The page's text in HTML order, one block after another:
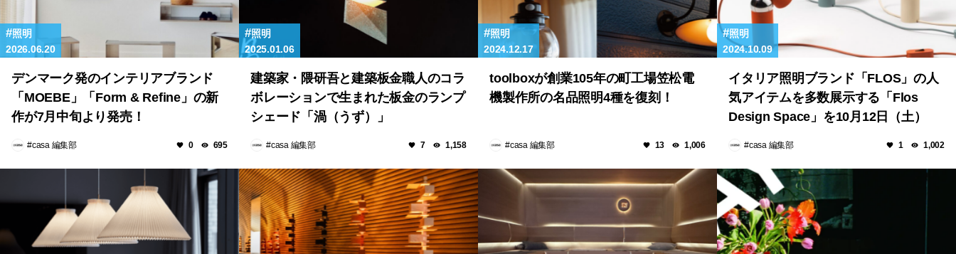
照明
2026.06.20
デンマーク発のインテリアブランド
「MOEBE」「Form & Refine」の新
作が7月中旬より発売！
#casa 編集部 0 695
照明
2025.01.06
建築家・隈研吾と建築板金職人のコラ
ボレーションで生まれた板金のランプ
シェード「渦（うず）」
#casa 編集部 7 1,158
照明
2024.12.17
toolboxが創業105年の町工場笠松電
機製作所の名品照明4種を復刻！
#casa 編集部 13 1,006
照明
2024.10.09
イタリア照明ブランド「FLOS」の人
気アイテムを多数展示する「Flos
Design Space」を10月12日（土）
#casa 編集部 1 1,002